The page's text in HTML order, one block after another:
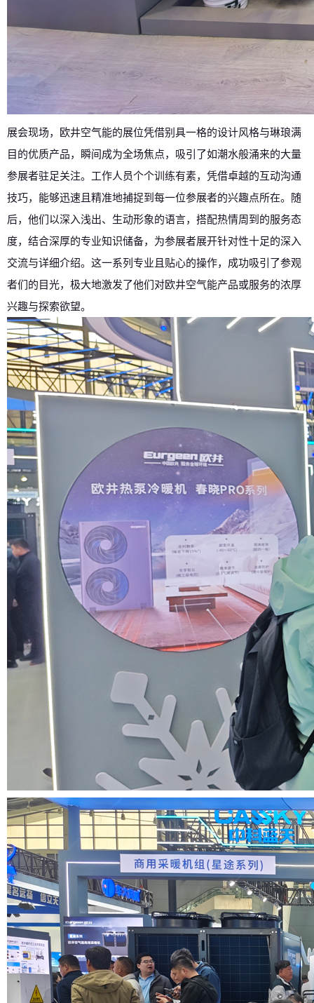
展会现场，欧井空气能的展位凭借别具一格的设计风格与琳琅满
目的优质产品，瞬间成为全场焦点，吸引了如潮水般涌来的大量
参展者驻足关注。工作人员个个训练有素，凭借卓越的互动沟通
技巧，能够迅速且精准地捕捉到每一位参展者的兴趣点所在。随
后，他们以深入浅出、生动形象的语言，搭配热情周到的服务态
度，结合深厚的专业知识储备，为参展者展开针对性十足的深入
交流与详细介绍。这一系列专业且贴心的操作，成功吸引了参观
者们的目光，极大地激发了他们对欧井空气能产品或服务的浓厚
兴趣与探索欲望。